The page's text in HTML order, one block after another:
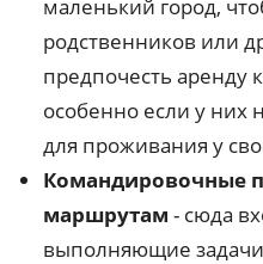
маленький город,
родственников или
предпочесть аренду
особенно если у них
для проживания у
Командировочные
маршрутам - сюда
выполняющие